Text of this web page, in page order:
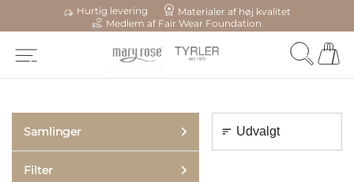
Hurtig levering
Materialer af høj kvalitet
Medlem af Fair Wear Foundation
Samlinger
Filter